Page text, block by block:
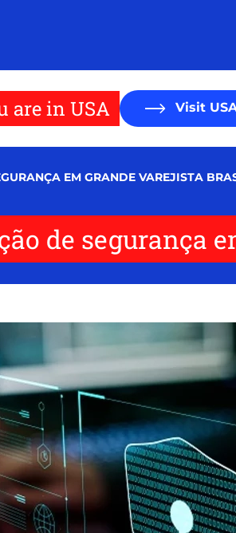
are in USA Visit
EM GRANDE VAREJISTA
de segurança